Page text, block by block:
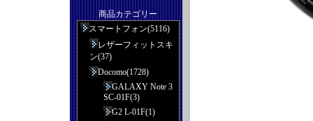
商品カテゴリー
スマートフォン(5116)
レザーフィットスキ
ン(37)
Docomo(1728)
GALAXY Note 3
SC-01F(3)
G2 L-01F(1)